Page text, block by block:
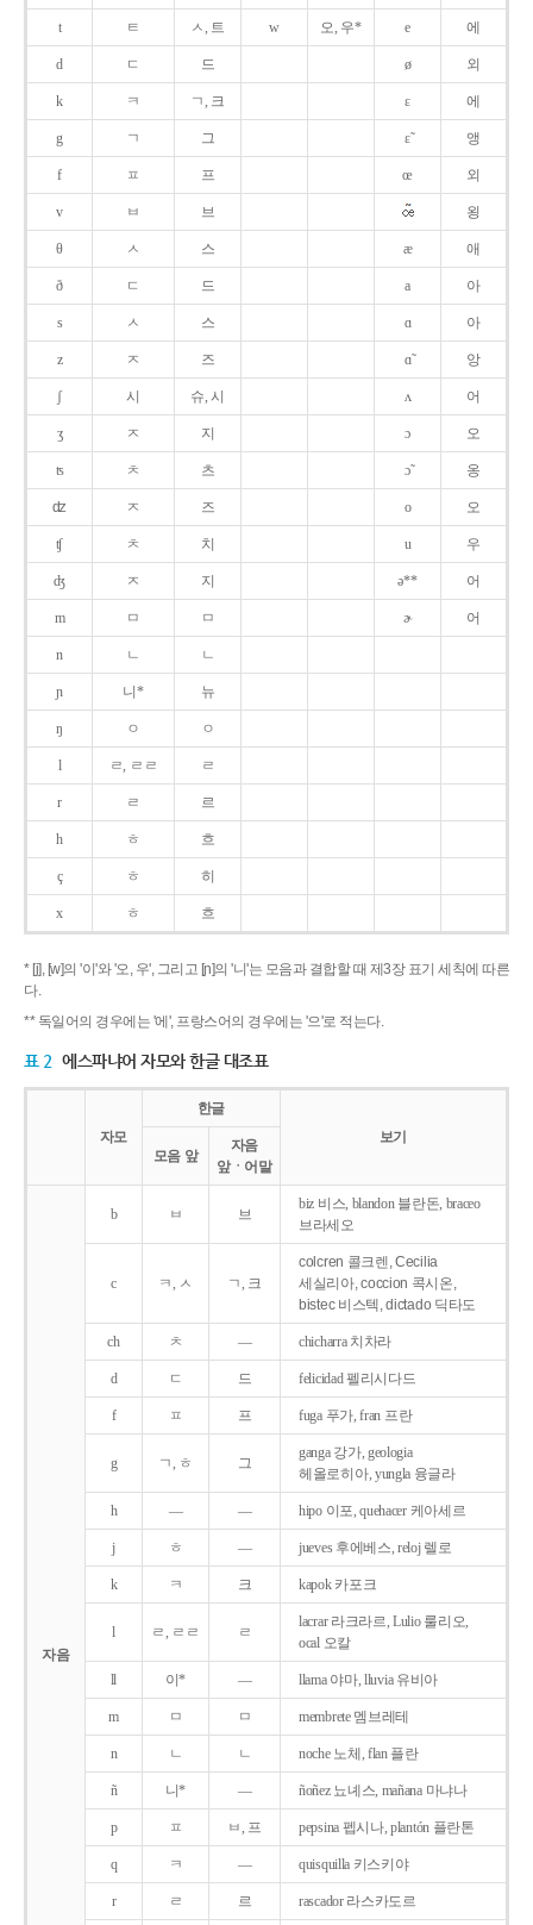
t ㅌ ㅅ, 트 w 오, 우* e 에
d ㄷ 드 ø 외
k ㅋ ㄱ, 크 ɛ 에
g ㄱ 그 ɛ̃ 앵
f ㅍ 프 œ 외
v ㅂ 브 욍
θ ㅅ 스 æ 애
ð ㄷ 드 a 아
s ㅅ 스 ɑ 아
z ㅈ 즈 ɑ̃ 앙
ʃ 시 슈, 시 ʌ 어
ʒ ㅈ 지 ɔ 오
ʦ ㅊ 츠 ɔ̃ 옹
ʣ ㅈ 즈 o 오
ʧ ㅊ 치 u 우
ʤ ㅈ 지 ə** 어
m ㅁ ㅁ ɚ 어
n ㄴ ㄴ
ɲ 니* 뉴
ŋ ㅇ ㅇ
l ㄹ, ㄹㄹ ㄹ
r ㄹ 르
h ㅎ 흐
ç ㅎ 히
x ㅎ 흐
* [j], [w]의 '이'와 '오, 우', 그리고 [ɲ]의 '니'는 모음과 결합할 때 제3장 표기 세칙에 따른
다.
** 독일어의 경우에는 '에', 프랑스어의 경우에는 '으'로 적는다.
표 2 에스파냐어 자모와 한글 대조표
자모
한글
보기
모음 앞
자음
앞ㆍ어말
자음
b ㅂ 브
biz 비스, blandon 블란돈, braceo
브라세오
c ㅋ, ㅅ ㄱ, 크
colcren 콜크렌, Cecilia
세실리아, coccion 콕시온,
bistec 비스텍, dictado 딕타도
ch ㅊ ― chicharra 치차라
d ㄷ 드 felicidad 펠리시다드
f ㅍ 프 fuga 푸가, fran 프란
g ㄱ, ㅎ 그
ganga 강가, geologia
헤올로히아, yungla 융글라
h ― ― hipo 이포, quehacer 케아세르
j ㅎ ― jueves 후에베스, reloj 렐로
k ㅋ 크 kapok 카포크
l ㄹ, ㄹㄹ ㄹ
lacrar 라크라르, Lulio 룰리오,
ocal 오칼
ll 이* ― llama 야마, lluvia 유비아
m ㅁ ㅁ membrete 멤브레테
n ㄴ ㄴ noche 노체, flan 플란
ñ 니* ― ñoñez 뇨녜스, mañana 마냐나
p ㅍ ㅂ, 프 pepsina 펩시나, plantón 플란톤
q ㅋ ― quisquilla 키스키야
r ㄹ 르 rascador 라스카도르